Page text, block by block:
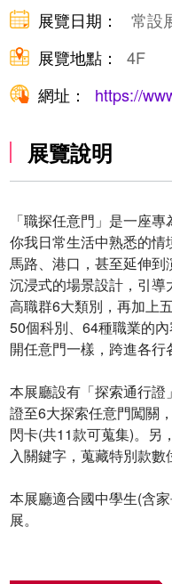
展覽日期：
常設
展覽地點：
4F
網址：
https://
展覽說明
「職探任意門」是一座
你我日常生活中熟悉的情
馬路、港口，甚至延伸
沉浸式的場景設計，引
高職群6大類別，再加上
50個科別、64種職業的
開任意門一樣，跨進各行
本展廳設有「探索通行
證至6大探索任意門闖關
閃卡(共11款可蒐集)。另
入關鍵字，蒐藏特別款數
本展廳適合國中學生(含
展。